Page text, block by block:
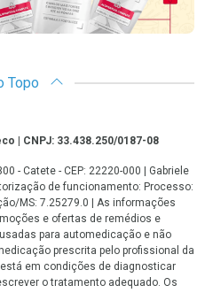
Topo
| CNPJ: 33.438.250/0187-08
- Catete - CEP: 22220-000 | Gabriele
de funcionamento: Processo:
MS: 7.25279.0 | As informações
e ofertas de remédios e
para automedicação e não
prescrita pelo profissional da
em condições de diagnosticar
o tratamento adequado. Os